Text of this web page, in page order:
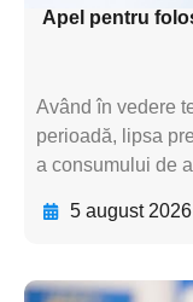
Apel pentru
Având în vedere
perioadă, lipsa
a consumului de
5 august 2026